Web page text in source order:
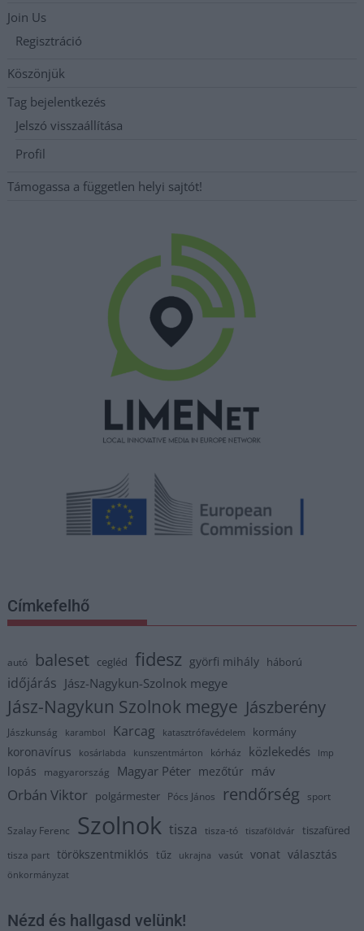
Join Us
Regisztráció
Köszönjük
Tag bejelentkezés
Jelszó visszaállítása
Profil
Támogassa a független helyi sajtót!
Címkefelhő
autó baleset cegléd fidesz györfi mihály háború
időjárás Jász-Nagykun-Szolnok megye
Jász-Nagykun Szolnok megye Jászberény
Jászkunság karambol Karcag katasztrófavédelem kormány
koronavírus kosárlabda kunszentmárton kórház közlekedés lmp
lopás magyarország Magyar Péter mezőtúr máv
Orbán Viktor polgármester Pócs János rendőrség sport
Szalay Ferenc Szolnok tisza tisza-tó tiszaföldvár tiszafüred
tisza part törökszentmiklós tűz ukrajna vasút vonat választás
önkormányzat
Nézd és hallgasd velünk!